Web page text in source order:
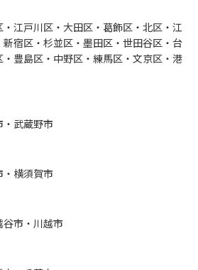
江戸川区・大田区・葛飾区・北区・江
宿区・杉並区・墨田区・世田谷区・台
豊島区・中野区・練馬区・文京区・港
武蔵野市
横須賀市
市・川越市